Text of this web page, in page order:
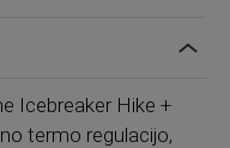
Icebreaker Hike +
termo regulacijo,